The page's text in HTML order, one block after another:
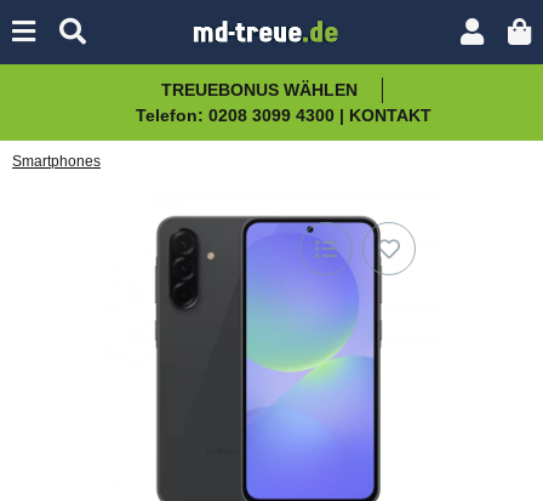
TREUEBONUS WÄHLEN
Telefon: 0208 3099 4300 | KONTAKT
Smartphones